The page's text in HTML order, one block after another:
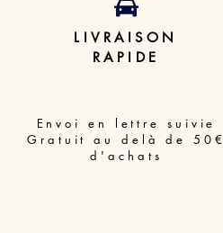
LIVRAISON
RAPIDE
Envoi en lettre suivie
Gratuit au delà de 50€
d'achats